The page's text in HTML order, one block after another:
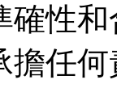
確性
擔任何